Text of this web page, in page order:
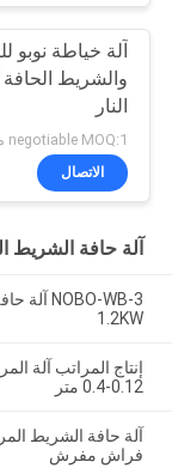
آلة خياطة نوبو
والشريط الحافة
النار
negotiable MOQ:1 مجموعة
الاتصال
آلة حافة الشريط
1.2KW
إنتاج المراتب آلة
0.12-0.4 متر
فراش مفرش